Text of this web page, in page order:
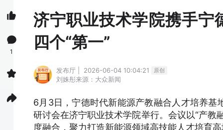
济宁职业技术学院携手宁
四个“第一”
发布厅 | 2026-06-04 10:04:21 原创
刘姝彤来源：大众新闻
6月3日，宁德时代新能源产教融合人才培养
研讨会在济宁职业技术学院举行。会议以“产教
度融合，聚力打造新能源领域高技能人才培育
1